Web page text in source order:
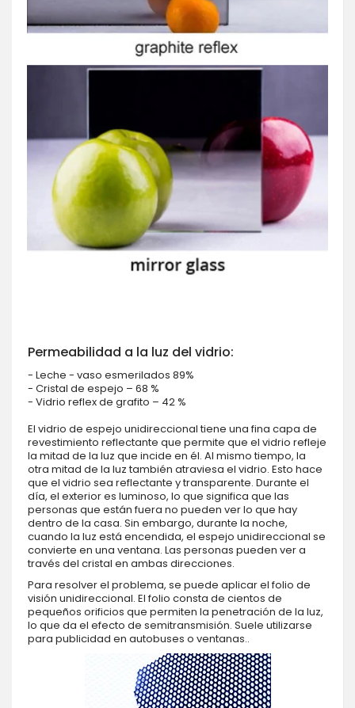
Permeabilidad a la luz del vidrio:
- Leche - vaso esmerilados 89%
- Cristal de espejo – 68 %
- Vidrio reflex de grafito – 42 %
El vidrio de espejo unidireccional tiene una fina capa de
revestimiento reflectante que permite que el vidrio refleje
la mitad de la luz que incide en él. Al mismo tiempo, la
otra mitad de la luz también atraviesa el vidrio. Esto hace
que el vidrio sea reflectante y transparente. Durante el
día, el exterior es luminoso, lo que significa que las
personas que están fuera no pueden ver lo que hay
dentro de la casa. Sin embargo, durante la noche,
cuando la luz está encendida, el espejo unidireccional se
convierte en una ventana. Las personas pueden ver a
través del cristal en ambas direcciones.
Para resolver el problema, se puede aplicar el folio de
visión unidireccional. El folio consta de cientos de
pequeños orificios que permiten la penetración de la luz,
lo que da el efecto de semitransmisión. Suele utilizarse
para publicidad en autobuses o ventanas..